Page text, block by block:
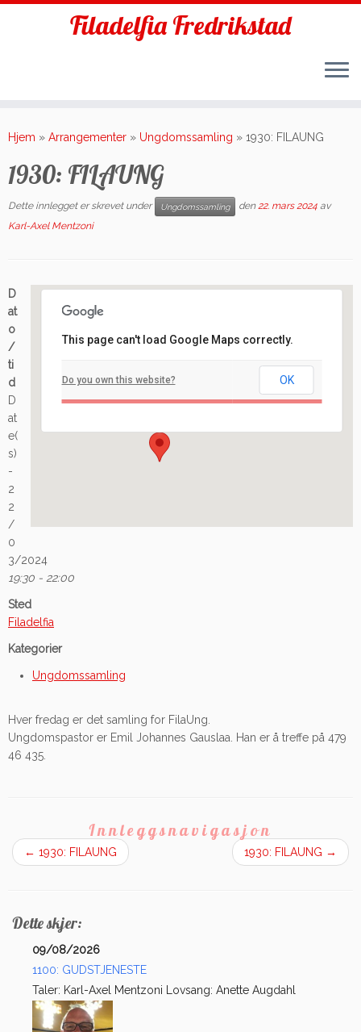
to
Filadelfia Fredrikstad
Hjem » Arrangementer » Ungdomssamling » 1930: FILAUNG
1930: FILAUNG
Dette innlegget er skrevet under Ungdomssamling den22. mars 2024 av
Karl-Axel Mentzoni
Arrangement
This page can't load Google Maps correctly.
Do you own this website? OK
D
at
o
/
ti
d
D
at
e(
s)
-
2
2
/
0
3/2024
19:30 - 22:00
Sted
Filadelfia
Kategorier
Ungdomssamling
Hver fredag er det samling for FilaUng.
Ungdomspastor er Emil Johannes Gauslaa. Han er å treffe på 479
46 435.
Innleggsnavigasjon
← 1930: FILAUNG 1930: FILAUNG →
Dette skjer:
09/08/2026
1100: GUDSTJENESTE
Taler: Karl-Axel Mentzoni Lovsang: Anette Augdahl